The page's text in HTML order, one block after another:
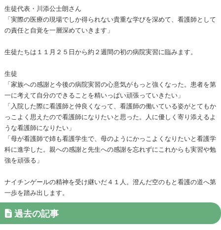
生徒代表・川添公士朗さん
「実際の医療の現場でしか得られない貴重な学びを深めて、看護師として
の責任と自覚を一層深めていきます」
生徒たちは１１月２５日から約２週間の初の病院実習に臨みます。
生徒
「家族への感謝と今後の病院実習の心意気がもっと強くなった。患者を第
一に考えて自分のできることを精いっぱい頑張っていきたい」
「入院した際に看護師と仲良くなって、看護師の働いている姿がとてもか
っこよく思えたので看護師になりたいと思った。人に優しく寄り添えるよ
うな看護師になりたい」
「母が看護師で姉も看護学生で、母のようにかっこよくなりたいと看護学
科に進学した。親への感謝と先生への感謝を忘れずにこれからも実習や勉
強を頑張る」
ナイチンゲールの精神を受け継いだ４１人。澄んだ空のもと看護の道へ第
一歩を踏み出します。
過去の記事